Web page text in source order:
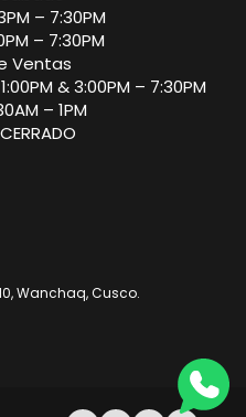
– 7:30PM
– 7:30PM
Ventas
& 3:00PM – 7:30PM
– 1PM
Wanchaq, Cusco.